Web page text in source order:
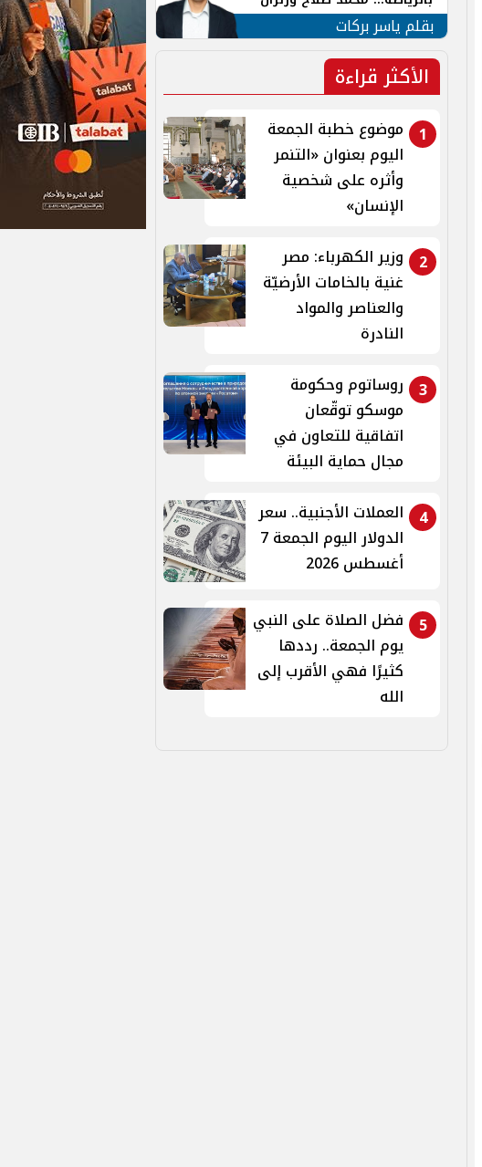
الهوية في الشارع التركي
بقلم ياسر بركات
الأكثر قراءة
1
موضوع خطبة الجمعة
اليوم بعنوان «التنمر
وأثره على شخصية
الإنسان»
2
وزير الكهرباء: مصر
غنية بالخامات الأرضيّة
والعناصر والمواد
النادرة
3 روساتوم وحكومة
موسكو توقّعان
اتفاقية للتعاون في
مجال حماية البيئة
4
العملات الأجنبية.. سعر
الدولار اليوم الجمعة 7
أغسطس 2026
5
فضل الصلاة على النبي
يوم الجمعة.. رددها
كثيرًا فهي الأقرب إلى
الله